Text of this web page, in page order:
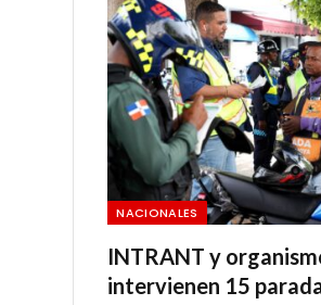
NACIONALES
INTRANT y
intervienen 15